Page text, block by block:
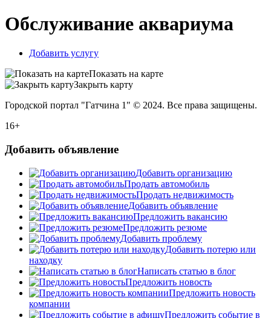
Обслуживание аквариума
Добавить услугу
Показать на карте
Закрыть карту
Городской портал "Гатчина 1" © 2024. Все права защищены.
16+
Добавить объявление
Добавить организацию
Продать автомобиль
Продать недвижимость
Добавить объявление
Предложить вакансию
Предложить резюме
Добавить проблему
Добавить потерю или
находку
Написать статью в блог
Предложить новость
Предложить новость
компании
Предложить событие в